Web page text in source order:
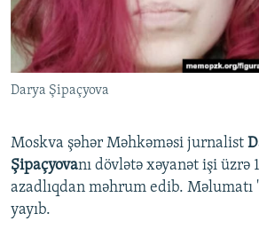
Darya Şipaçyova
Moskva şəhər Məhkəməsi jurnalist
Şipaçyovanı dövlətə xəyanət işi üzrə
azadlıqdan məhrum edib. Məlumatı
yayıb.